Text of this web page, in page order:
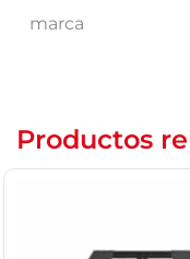
marca
Productos